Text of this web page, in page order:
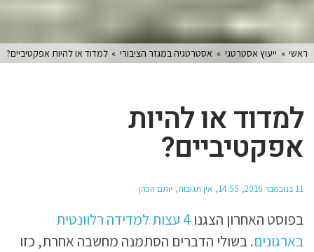
ראשי » ייעוץ אסטרטגי » אסטרטגיה במגזר הציבורי » למדוד או להיות אפקטיביים?
למדוד או להיות
אפקטיביים?
11 בנובמבר 2016 14:55 אין תגובות יותם הכהן
בפוסט האחרון הצגנו
4 עצות למדידה רלוונטית
בארגונים. בשולי הדברים הסתמנה מחשבה אחרת, כזו